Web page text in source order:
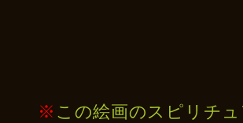
※ この絵画のスピリチ